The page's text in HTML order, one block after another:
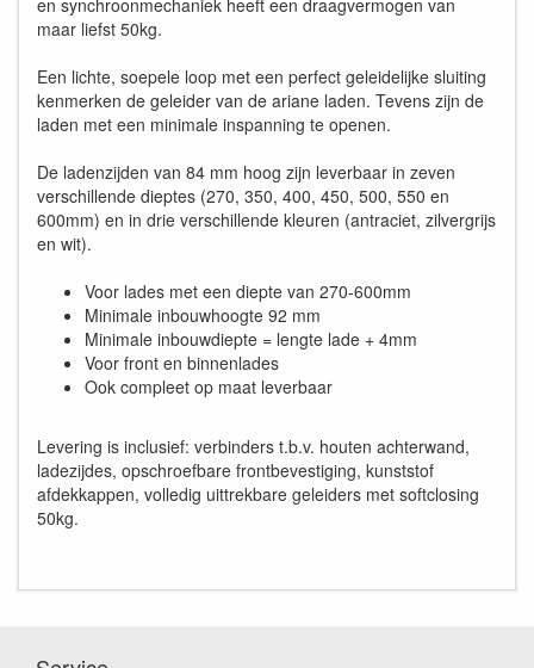
en synchroonmechaniek heeft een draagvermogen van
maar liefst 50kg.
Een lichte, soepele loop met een perfect geleidelijke sluiting
kenmerken de geleider van de ariane laden. Tevens zijn de
laden met een minimale inspanning te openen.
De ladenzijden van 84 mm hoog zijn leverbaar in zeven
verschillende dieptes (270, 350, 400, 450, 500, 550 en
600mm) en in drie verschillende kleuren (antraciet, zilvergrijs
en wit).
Voor lades met een diepte van 270-600mm
Minimale inbouwhoogte 92 mm
Minimale inbouwdiepte = lengte lade + 4mm
Voor front en binnenlades
Ook compleet op maat leverbaar
Levering is inclusief: verbinders t.b.v. houten achterwand,
ladezijdes, opschroefbare frontbevestiging, kunststof
afdekkappen, volledig uittrekbare geleiders met softclosing
50kg.